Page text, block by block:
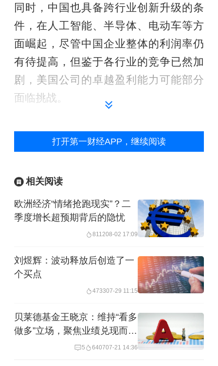
同时，中国也具备跨行业创新升级的条
件，在人工智能、半导体、电动车等方
面崛起，尽管中国企业整体的利润率仍
有待提高，但鉴于各行业的竞争已然加
剧，美国公司的卓越盈利能力可能部分
面临挑战。
美元资产持仓集中度仍过高
自从4月“对等关税”推迟后，美股大幅反
弹，但美元仍持续走弱，全球机构对美
分散配置的主题依然受到关注。
谭思德对记者表示，自二战以来，美国
打开第一财经APP，继续阅读
相关阅读
欧洲经济“情绪抢跑现实”？二
季度增长超预期背后的隐忧
811208-02 17:09
刘煜辉：波动释放后创造了一
个买点
473307-29 11:15
贝莱德基金王晓京：维持“看多
做多”立场，聚焦业绩兑现而非
5 640707-21 14:36